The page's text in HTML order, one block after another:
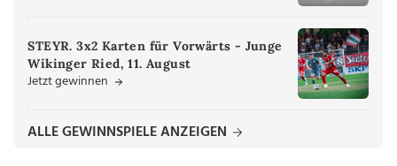
STEYR. 3x2 Karten für Vorwärts - Junge
Wikinger Ried, 11. August
Jetzt gewinnen
ALLE GEWINNSPIELE ANZEIGEN